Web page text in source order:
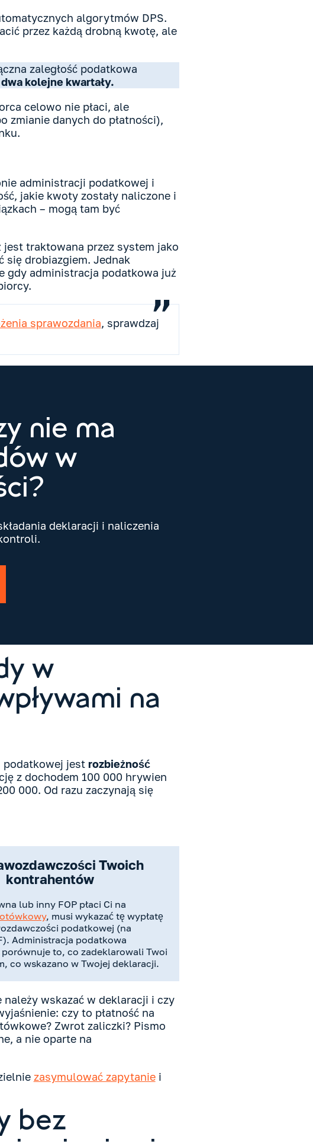
algorytmów DPS.
przez każdą drobną kwotę, ale
zaległość podatkowa
kolejne kwartały.
celowo nie płaci, ale
zmianie danych do płatności),
administracji podatkowej i
jakie kwoty zostały naliczone i
– mogą tam być
jest traktowana przez system jako
się drobiazgiem. Jednak
gdy administracja podatkowa już
sprawozdania, sprawdzaj
nie ma
w
deklaracji i naliczenia
w
na
podatkowej jest rozbieżność
z dochodem 100 000 hrywien
000. Od razu zaczynają się
Twoich
kontrahentów
lub inny FOP płaci Ci na
, musi wykazać tę wypłatę
podatkowej (na
Administracja podatkowa
to, co zadeklarowali Twoi
co wskazano w Twojej deklaracji.
wskazać w deklaracji i czy
czy to płatność na
Zwrot zaliczki? Pismo
a nie oparte na
zasymulować zapytaniei
bez